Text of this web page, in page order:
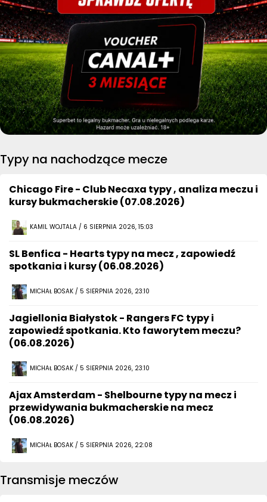
Typy na nachodzące mecze
Chicago Fire - Club Necaxa typy , analiza meczu i
kursy bukmacherskie (07.08.2026)
KAMIL WOJTALA / 6 SIERPNIA 2026, 15:03
SL Benfica - Hearts typy na mecz , zapowiedź
spotkania i kursy (06.08.2026)
MICHAŁ BOSAK / 5 SIERPNIA 2026, 23:10
Jagiellonia Białystok - Rangers FC typy i
zapowiedź spotkania. Kto faworytem meczu?
(06.08.2026)
MICHAŁ BOSAK / 5 SIERPNIA 2026, 23:10
Ajax Amsterdam - Shelbourne typy na mecz i
przewidywania bukmacherskie na mecz
(06.08.2026)
MICHAŁ BOSAK / 5 SIERPNIA 2026, 22:08
Transmisje meczów